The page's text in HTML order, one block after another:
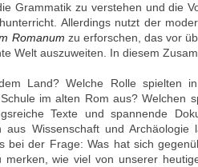
Grammatik zu verstehen und die
Allerdings nutzt der
Romanum zu erforschen, das vor
Welt auszuweiten. In diesem
Wie
Land? Welche Rolle spielten
im alten Rom aus? Welchen
Texte und spannende
aus Wissenschaft und
bei der Frage: Was hat sich
merken, wie viel von unserer